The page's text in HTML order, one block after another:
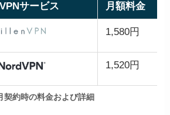
サービス 月額料金
1,580円
1,520円
契約時の料金および詳細